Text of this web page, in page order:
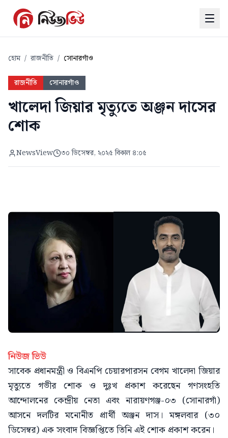
হোম / রাজনীতি / সোনারগাঁও
রাজনীতি সোনারগাঁও
খালেদা জিয়ার মৃত্যুতে অঞ্জন দাসের
শোক
NewsView ৩০ ডিসেম্বর, ২০২৫ বিকাল ৪:০৫
নিউজ ভিউ
সাবেক প্রধানমন্ত্রী ও বিএনপি চেয়ারপারসন বেগম খালেদা জিয়ার
মৃত্যুতে গভীর শোক ও দুঃখ প্রকাশ করেছেন গণসংহতি
আন্দোলনের কেন্দ্রীয় নেতা এবং নারায়ণগঞ্জ-০৩ (সোনারগাঁ)
আসনে দলটির মনোনীত প্রার্থী অঞ্জন দাস। মঙ্গলবার (৩০
ডিসেম্বর) এক সংবাদ বিজ্ঞপ্তিতে তিনি এই শোক প্রকাশ করেন।